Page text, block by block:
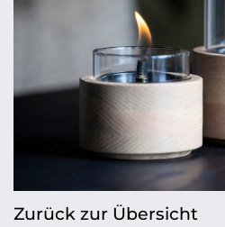
Zurück zur Übersicht